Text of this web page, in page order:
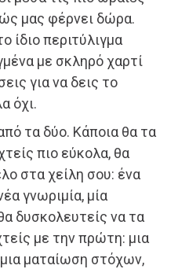
μας φέρνει δώρα.
ίδιο περιτύλιγμα
με σκληρό χαρτί
για να δεις το
όχι.
τα δύο. Κάποια θα τα
πιο εύκολα, θα
στα χείλη σου: ένα
γνωριμία, μία
δυσκολευτείς να τα
με την πρώτη: μια
ματαίωση στόχων,